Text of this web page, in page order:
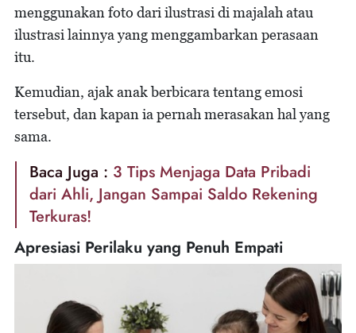
menggunakan foto dari ilustrasi di majalah atau
ilustrasi lainnya yang menggambarkan perasaan
itu.
Kemudian, ajak anak berbicara tentang emosi
tersebut, dan kapan ia pernah merasakan hal yang
sama.
Baca Juga : 3 Tips Menjaga Data Pribadi
dari Ahli, Jangan Sampai Saldo Rekening
Terkuras!
Apresiasi Perilaku yang Penuh Empati